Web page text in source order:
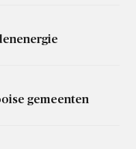
gemeenten